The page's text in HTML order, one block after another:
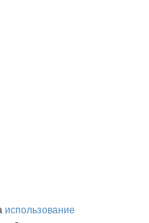
использование